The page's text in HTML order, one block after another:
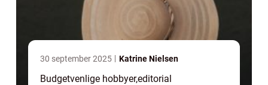
30 september 2025 Katrine Nielsen
Budgetvenlige hobbyer,editorial